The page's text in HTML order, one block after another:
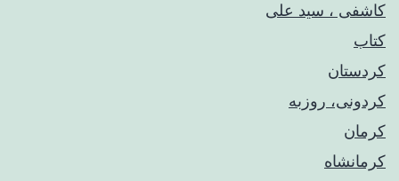
کاشفی ، سید علی
کتاب
کردستان
کردونی، روزبه
کرمان
کرمانشاه